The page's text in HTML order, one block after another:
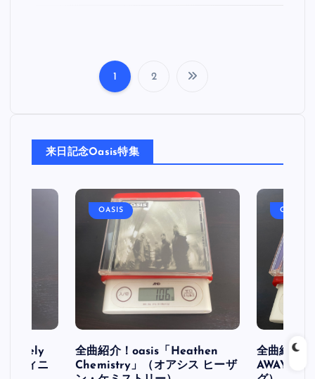
の
ペ
ー
ジ
送
り
1 2
来日記念Oasis特集
フィニ
OASIS
全曲紹介！oasis「Heathen
Chemistry」（オアシス ヒーザ
OASIS
全曲紹介
AWAY」